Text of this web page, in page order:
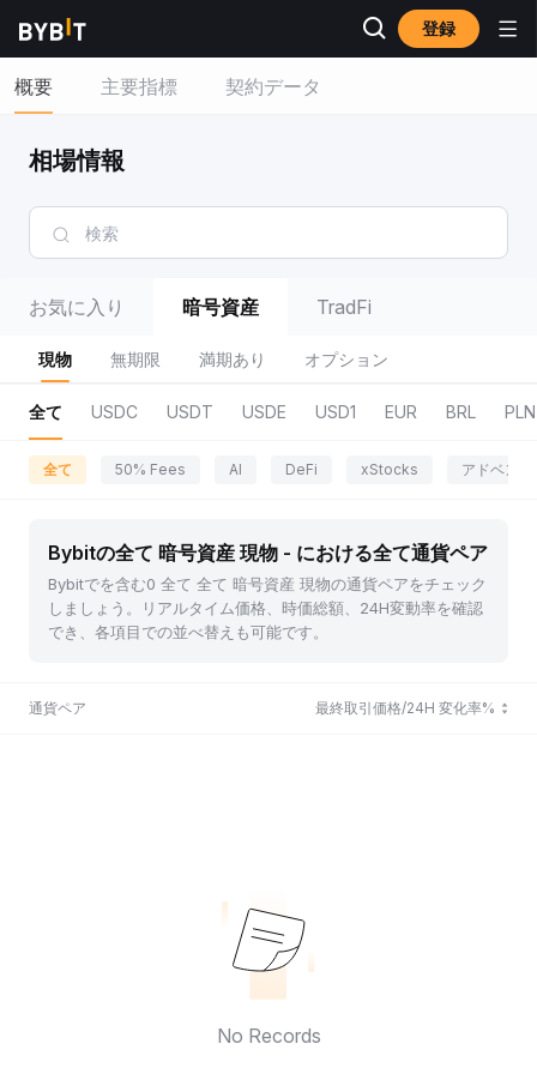
登録
概要 主要指標 契約データ
相場情報
お気に入り 暗号資産 TradFi
現物 無期限 満期あり オプション
全て USDC USDT USDE USD1 EUR BRL PLN
全て 50% Fees AI DeFi xStocks アドベン
Bybitの全て 暗号資産 現物 - における全て通貨ペア
Bybitでを含む0 全て 全て 暗号資産 現物の通貨ペアをチェック
しましょう。リアルタイム価格、時価総額、24H変動率を確認
でき、各項目での並べ替えも可能です。
通貨ペア 最終取引価格/24H 変化率%
No Records